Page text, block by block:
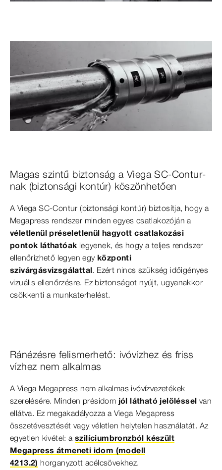
Magas szintű biztonság a Viega SC-Contur-
nak (biztonsági kontúr) köszönhetően
A Viega SC-Contur (biztonsági kontúr) biztosítja, hogy a
Megapress rendszer minden egyes csatlakozóján a
véletlenül préseletlenül hagyott csatlakozási
pontok láthatóak legyenek, és hogy a teljes rendszer
ellenőrizhető legyen egy központi
szivárgásvizsgálattal. Ezért nincs szükség időigényes
vizuális ellenőrzésre. Ez biztonságot nyújt, ugyanakkor
csökkenti a munkaterhelést.
Ránézésre felismerhető: ivóvízhez és friss
vízhez nem alkalmas
A Viega Megapress nem alkalmas ivóvízvezetékek
szerelésére. Minden présidom jól látható jelöléssel van
ellátva. Ez megakadályozza a Viega Megapress
összetévesztését vagy véletlen helytelen használatát. Az
egyetlen kivétel: aszilíciumbronzból készült
Megapress átmeneti idom (modell
4213.2) horganyzott acélcsövekhez.